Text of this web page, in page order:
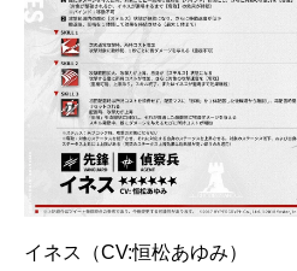
イネス（CV:恒松あゆみ）